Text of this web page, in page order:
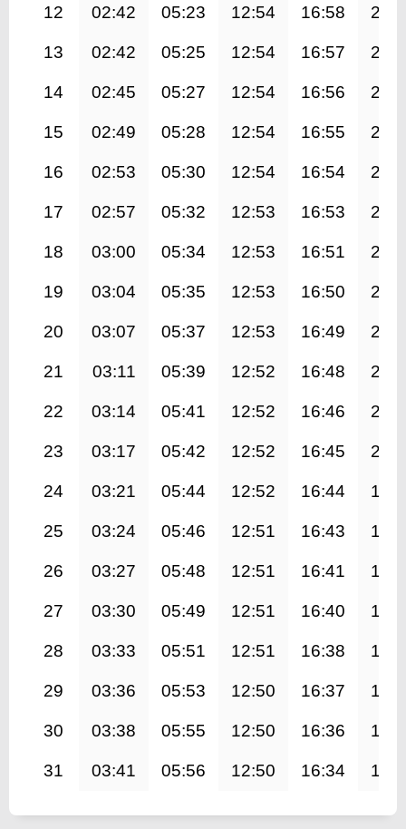
12 02:42 05:23 12:54 16:58
13 02:42 05:25 12:54 16:57
14 02:45 05:27 12:54 16:56
15 02:49 05:28 12:54 16:55
16 02:53 05:30 12:54 16:54
17 02:57 05:32 12:53 16:53
18 03:00 05:34 12:53 16:51
19 03:04 05:35 12:53 16:50
20 03:07 05:37 12:53 16:49
21 03:11 05:39 12:52 16:48
22 03:14 05:41 12:52 16:46
23 03:17 05:42 12:52 16:45
24 03:21 05:44 12:52 16:44
25 03:24 05:46 12:51 16:43
26 03:27 05:48 12:51 16:41
27 03:30 05:49 12:51 16:40
28 03:33 05:51 12:51 16:38
29 03:36 05:53 12:50 16:37
30 03:38 05:55 12:50 16:36
31 03:41 05:56 12:50 16:34